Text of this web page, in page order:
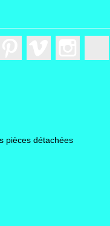
pièces détachées